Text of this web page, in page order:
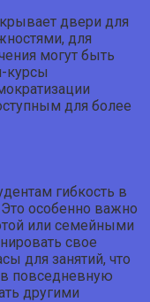
двери для
для
могут быть
курсы
для более
гибкость в
особенно важно
или семейными
свое
для занятий, что
в повседневную
другими